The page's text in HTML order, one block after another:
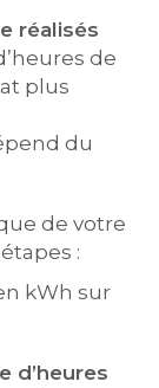
réalisés
de
plus
du
de votre
:
kWh sur
d’heures